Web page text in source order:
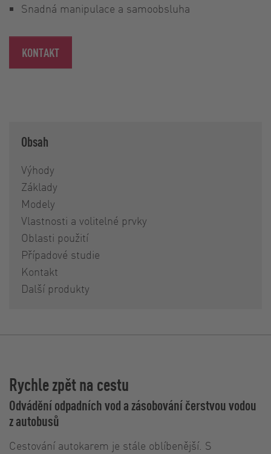
Snadná manipulace a samoobsluha
KONTAKT
Obsah
Výhody
Základy
Modely
Vlastnosti a volitelné prvky
Oblasti použití
Případové studie
Kontakt
Další produkty
Rychle zpět na cestu
Odvádění odpadních vod a zásobování čerstvou vodou
z autobusů
Cestování autokarem je stále oblíbenější. S